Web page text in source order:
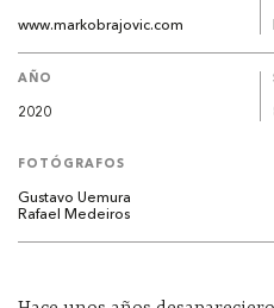
www.markobrajovic.com
AÑO
2020
FOTÓGRAFOS
Gustavo Uemura
Rafael Medeiros